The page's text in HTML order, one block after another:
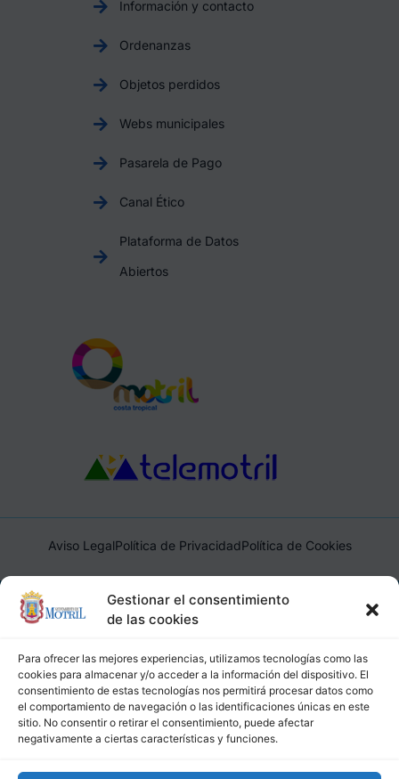
Gestionar el consentimiento
de las cookies
Para ofrecer las mejores experiencias, utilizamos tecnologías como las
cookies para almacenar y/o acceder a la información del dispositivo. El
consentimiento de estas tecnologías nos permitirá procesar datos como
el comportamiento de navegación o las identificaciones únicas en este
sitio. No consentir o retirar el consentimiento, puede afectar
negativamente a ciertas características y funciones.
Información y contacto
Ordenanzas
Objetos perdidos
Webs municipales
Pasarela de Pago
Canal Ético
Plataforma de Datos
Abiertos
Aviso LegalPolítica de PrivacidadPolítica de Cookies
Ayuntamiento de Motril, Plaza de España, 1, 18600, Motril,
(Granada), CIF: P1814200J, DIR3: L01181400